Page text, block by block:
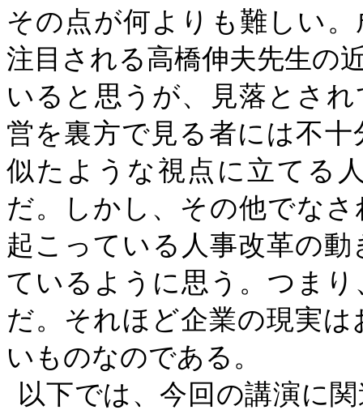
その点が何よりも難しい
注目される高橋伸夫先生の
いると思うが、見落とさ
営を裏方で見る者には不
似たような視点に立てる
だ。しかし、その他でな
起こっている人事改革の
ているように思う。つま
だ。それほど企業の現実
いものなのである。
以下では、今回の講演に